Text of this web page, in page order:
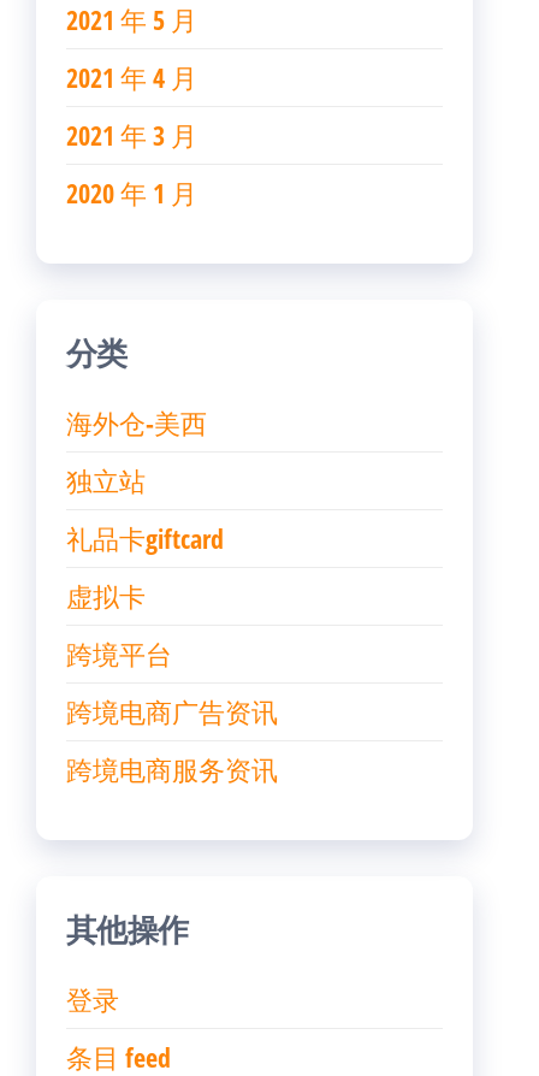
2021 年 5 月
2021 年 4 月
2021 年 3 月
2020 年 1 月
分类
海外仓-美西
独立站
礼品卡giftcard
虚拟卡
跨境平台
跨境电商广告资讯
跨境电商服务资讯
其他操作
登录
条目 feed